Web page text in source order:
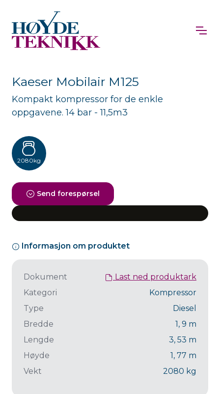
Kaeser Mobilair M125
Kompakt kompressor for de enkle
oppgavene. 14 bar - 11,5m3
2080kg
Send forespørsel
Informasjon om produktet
Dokument
Last ned produktark
Kategori
Kompressor
Type
Diesel
Bredde
1, 9 m
Lengde
3, 53 m
Høyde
1, 77 m
Vekt
2080 kg